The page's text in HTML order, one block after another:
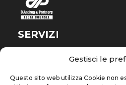
Gestisci le
Questo sito web utilizza Cookie non
IT
SERVIZI
CHI SIAMO
NEWS & EVENTI